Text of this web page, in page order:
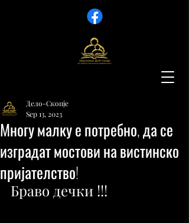
Многу малку е потребно, да се
изградат мостови на вистинско
пријателство!
Дело-Скопје
Sep 13, 2023
Браво дечки !!!